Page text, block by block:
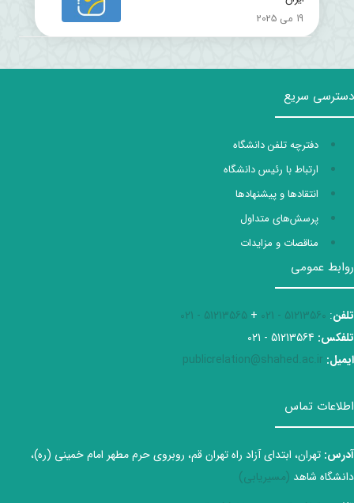
19 می 2025
دسترسی سریع
دفترچه تلفن دانشگاه
ارتباط با رئیس دانشگاه
انتقادها و پیشنهادها
پرسش‌های متداول
مناقصات و مزایدات
روابط عمومی
تلفن:
51213560 - 021
+
51213565 - 021
تلفکس:
ایمیل: publicrelation@shahed.ac.ir
اطلاعات تماس
آدرس: تهران، ابتدای آزاد راه تهران قم، روبروی حرم مطهر امام خمینی (ره)،
دانشگاه شاهد (مسیریابی)